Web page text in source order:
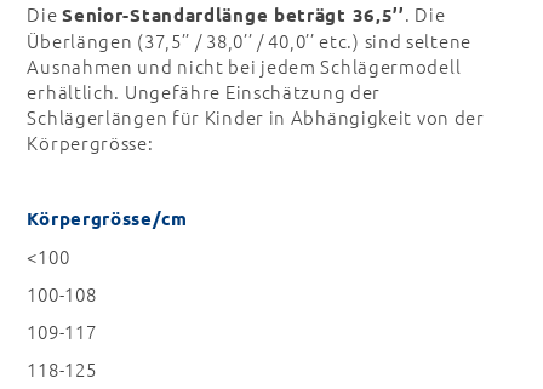
DieSenior-Standardlänge beträgt 36,5’’. Die
Überlängen (37,5’’ / 38,0’’ / 40,0’’ etc.) sind seltene
Ausnahmen und nicht bei jedem Schlägermodell
erhältlich. Ungefähre Einschätzung der
Schlägerlängen für Kinder in Abhängigkeit von der
Körpergrösse:
Körpergrösse/cm
<100
100-108
109-117
118-125